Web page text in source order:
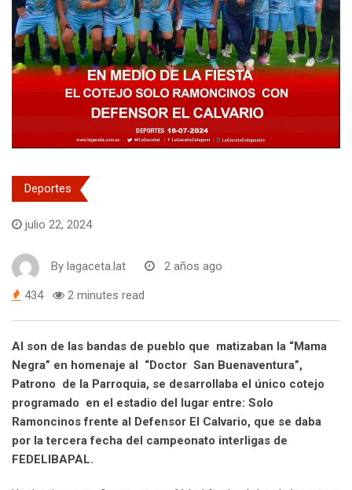
Deportes
julio 22, 2024
By lagaceta.lat 2 años ago
434 2 minutes read
Al son de las bandas de pueblo que matizaban la “Mama
Negra” en homenaje al “Doctor San Buenaventura”,
Patrono de la Parroquia, se desarrollaba el único cotejo
programado en el estadio del lugar entre: Solo
Ramoncinos frente al Defensor El Calvario, que se daba
por la tercera fecha del campeonato interligas de
FEDELIBAPAL.